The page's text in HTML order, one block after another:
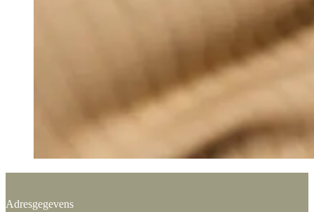
Adresgegevens